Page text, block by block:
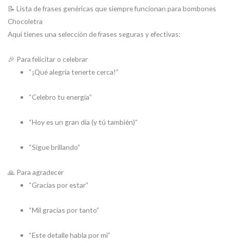
📝 Lista de frases genéricas que siempre funcionan para bombones
Chocoletra
Aquí tienes una selección de frases seguras y efectivas:
🎉 Para felicitar o celebrar
“¡Qué alegría tenerte cerca!”
“Celebro tu energía”
“Hoy es un gran día (y tú también)”
“Sigue brillando”
🙏 Para agradecer
“Gracias por estar”
“Mil gracias por tanto”
“Este detalle habla por mí”